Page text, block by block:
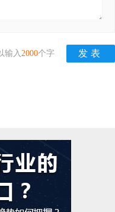
输入 2000个字